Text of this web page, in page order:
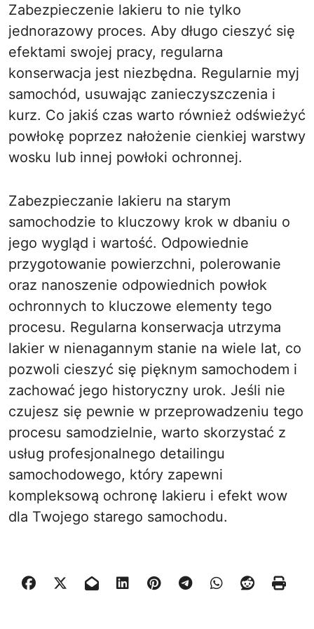
Zabezpieczenie lakieru to nie tylko
jednorazowy proces. Aby długo cieszyć się
efektami swojej pracy, regularna
konserwacja jest niezbędna. Regularnie myj
samochód, usuwając zanieczyszczenia i
kurz. Co jakiś czas warto również odświeżyć
powłokę poprzez nałożenie cienkiej warstwy
wosku lub innej powłoki ochronnej.
Zabezpieczanie lakieru na starym
samochodzie to kluczowy krok w dbaniu o
jego wygląd i wartość. Odpowiednie
przygotowanie powierzchni, polerowanie
oraz nanoszenie odpowiednich powłok
ochronnych to kluczowe elementy tego
procesu. Regularna konserwacja utrzyma
lakier w nienagannym stanie na wiele lat, co
pozwoli cieszyć się pięknym samochodem i
zachować jego historyczny urok. Jeśli nie
czujesz się pewnie w przeprowadzeniu tego
procesu samodzielnie, warto skorzystać z
usług profesjonalnego detailingu
samochodowego, który zapewni
kompleksową ochronę lakieru i efekt wow
dla Twojego starego samochodu.